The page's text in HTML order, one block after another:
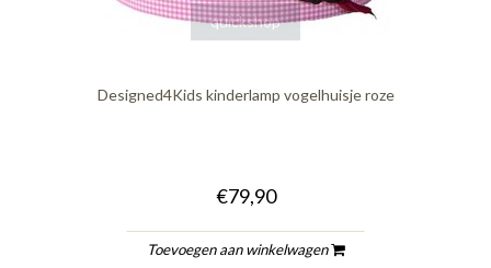
quickshop
Designed4Kids kinderlamp vogelhuisje roze
€79,90
Toevoegen aan winkelwagen